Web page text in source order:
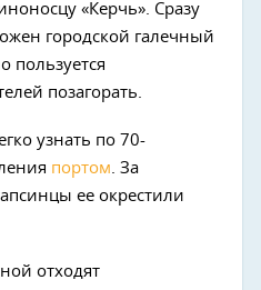
«Керчь». Сразу
городской галечный
пользуется
позагорать.
узнать по 70-
портом. За
ее окрестили
отходят